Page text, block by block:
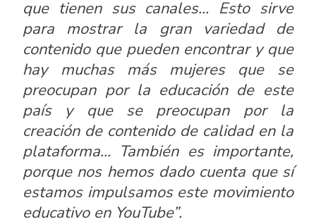
que tienen sus canales… Esto sirve
para mostrar la gran variedad de
contenido que pueden encontrar y que
hay muchas más mujeres que se
preocupan por la educación de este
país y que se preocupan por la
creación de contenido de calidad en la
plataforma… También es importante,
porque nos hemos dado cuenta que sí
estamos impulsamos este movimiento
educativo en YouTube”.